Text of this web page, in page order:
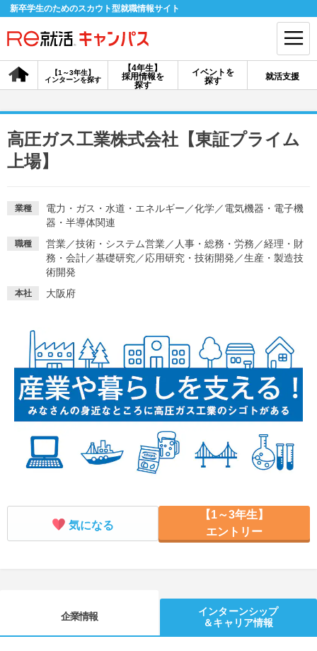
新卒学生のためのスカウト型就職情報サイト
【4年生】
採用情報を
探す
【1～3年生】
インターンを探す
イベントを
探す
就活支援
会員登録 ログイン
探す
【4年生】
採用情報を探す
【4年生】
説明会を探す
【1～3年生】
インターンを探す
イベントを探す スカウト お知らせ
就活支援
就活ノウハウが満載！
就活コラム
お役立ち記事・相談室など
適職診断
あなたに合う仕事を診断！
就活チャンネル
動画で対策講座をチェック
就活ニュースペーパー
就活時事ニュースを更新
よくある質問
不明点があればこちら
高圧ガス工業株式会社【東証プライム
上場】
業種 電力・ガス・水道・エネルギー ／化学／電気機器・電子機
器・半導体関連
職種 営業／技術・システム営業／ 人事・総務・労務 ／経理・財
務・会計／基礎研究／応用研究・技術開発 ／生産・製造技
術開発
本社 大阪府
気になる
【1～3年生】
エントリー
企業情報
インターンシップ
＆キャリア情報